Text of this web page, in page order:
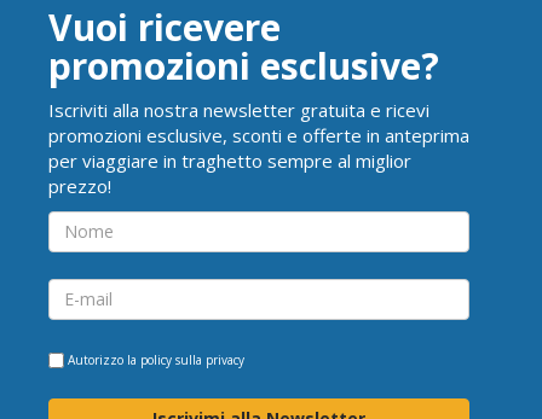
Vuoi ricevere
promozioni esclusive?
Iscriviti alla nostra newsletter gratuita e ricevi
promozioni esclusive, sconti e offerte in anteprima
per viaggiare in traghetto sempre al miglior
prezzo!
Autorizzo la policy sulla privacy